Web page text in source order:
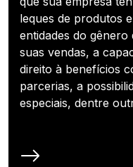
leques de produtos
entidades do
suas vendas, a
direito à benefícios
parcerias, a
especiais, dentre